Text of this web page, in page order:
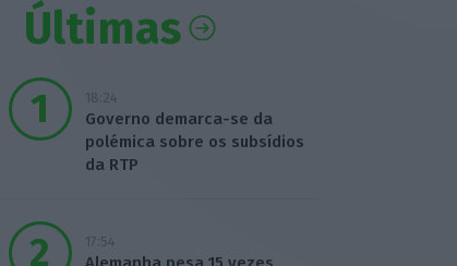
Últimas
18:24
Governo demarca-se da
polémica sobre os subsídios
da RTP
17:54